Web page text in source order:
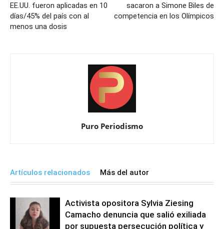
EE.UU. fueron aplicadas en 10
días/45% del país con al
menos una dosis
sacaron a Simone Biles de
competencia en los Olímpicos
Puro Periodismo
Artículos relacionados Más del autor
Activista opositora Sylvia Ziesing
Camacho denuncia que salió exiliada
por supuesta persecución política y